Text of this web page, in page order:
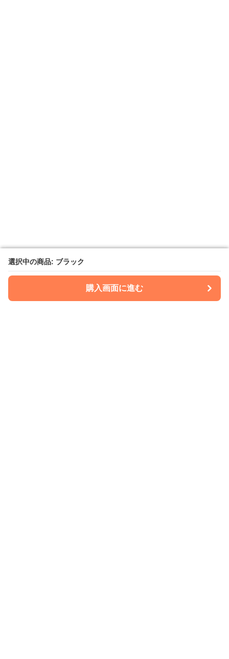
選択中の商品: ブラック
購入画面に進む
選択中の商品: ブラック
購入画面に進む